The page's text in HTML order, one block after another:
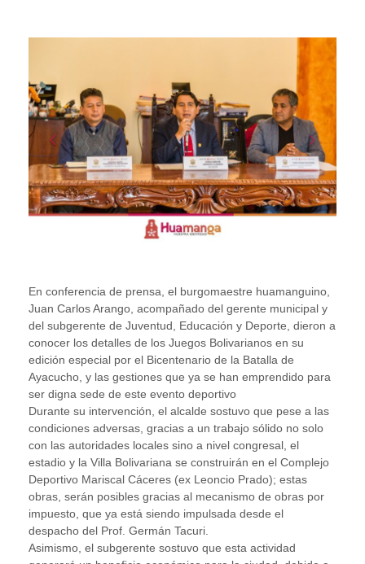
En conferencia de prensa, el burgomaestre huamanguino,
Juan Carlos Arango, acompañado del gerente municipal y
del subgerente de Juventud, Educación y Deporte, dieron a
conocer los detalles de los Juegos Bolivarianos en su
edición especial por el Bicentenario de la Batalla de
Ayacucho, y las gestiones que ya se han emprendido para
ser digna sede de este evento deportivo
Durante su intervención, el alcalde sostuvo que pese a las
condiciones adversas, gracias a un trabajo sólido no solo
con las autoridades locales sino a nivel congresal, el
estadio y la Villa Bolivariana se construirán en el Complejo
Deportivo Mariscal Cáceres (ex Leoncio Prado); estas
obras, serán posibles gracias al mecanismo de obras por
impuesto, que ya está siendo impulsada desde el
despacho del Prof. Germán Tacuri.
Asimismo, el subgerente sostuvo que esta actividad